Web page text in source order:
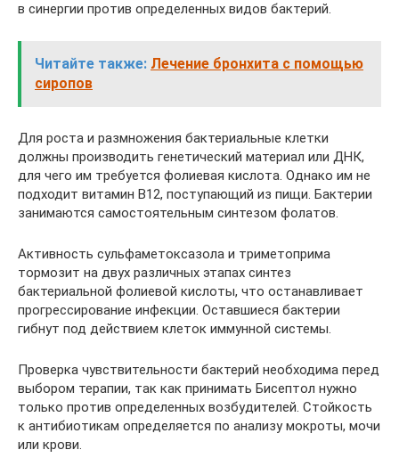
в синергии против определенных видов бактерий.
Читайте также: Лечение бронхита с помощью
сиропов
Для роста и размножения бактериальные клетки
должны производить генетический материал или ДНК,
для чего им требуется фолиевая кислота. Однако им не
подходит витамин В12, поступающий из пищи. Бактерии
занимаются самостоятельным синтезом фолатов.
Активность сульфаметоксазола и триметоприма
тормозит на двух различных этапах синтез
бактериальной фолиевой кислоты, что останавливает
прогрессирование инфекции. Оставшиеся бактерии
гибнут под действием клеток иммунной системы.
Проверка чувствительности бактерий необходима перед
выбором терапии, так как принимать Бисептол нужно
только против определенных возбудителей. Стойкость
к антибиотикам определяется по анализу мокроты, мочи
или крови.